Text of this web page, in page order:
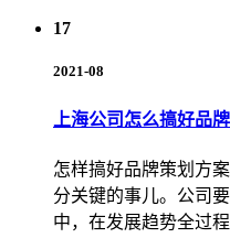
17
2021-08
上海公司怎么搞好品
怎样搞好品牌策划方
分关键的事儿。公司
中，在发展趋势全过